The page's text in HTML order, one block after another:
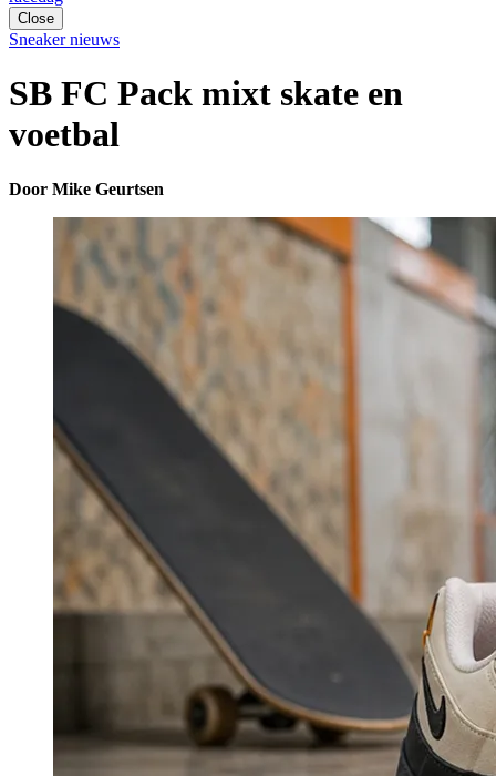
Close
Sneaker nieuws
SB FC Pack mixt skate en
voetbal
Door Mike Geurtsen